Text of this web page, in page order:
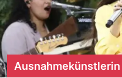
Ausnahmekünstlerin